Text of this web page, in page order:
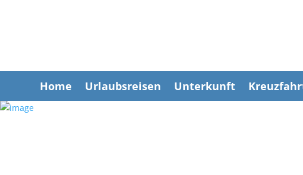
Home Urlaubsreisen Unterkunft